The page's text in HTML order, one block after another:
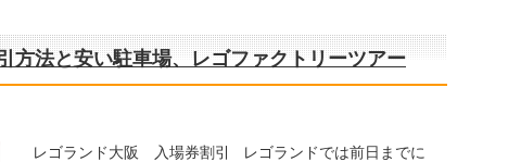
法と安い駐車場、レゴファクトリーツアー
レゴランド大阪 入場券割引 レゴランドでは前日までに